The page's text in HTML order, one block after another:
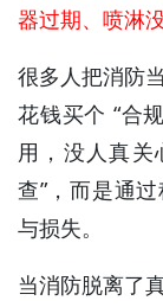
器过期、喷淋
很多人把消防
花钱买个 “合
用，没人真关
查”，而是通
与损失。
当消防脱离了